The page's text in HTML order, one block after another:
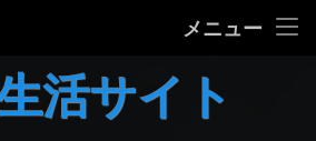
メニュー
活サイト